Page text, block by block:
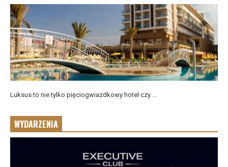
Luksus to nie tylko pięciogwiazdkowy hotel czy ...
WYDARZENIA